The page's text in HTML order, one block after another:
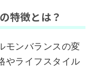
特徴とは？
モンバランスの変
やライフスタイル